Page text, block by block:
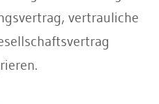
vertrauliche